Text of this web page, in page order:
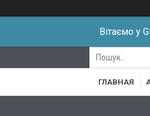
Вітаємо у
ГЛАВНАЯ